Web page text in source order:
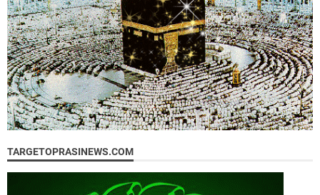
TARGETOPRASINEWS.COM